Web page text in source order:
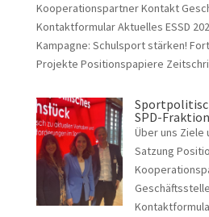
Kooperationspartner Kontakt
Kontaktformular Aktuelles ESSD
Kampagne: Schulsport stärken!
Projekte Positionspapiere
SPD-
Über uns Ziele
Satzung